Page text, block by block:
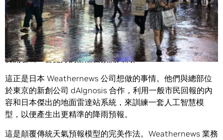
石橋知博喜歡矽谷的天氣。
他在週二的GPU 技術大會上發表演講時，一開場便笑著解釋
說加州溫和的氣候，使得這裡成為一個絕佳的地方，讓人想
要開發出一套更好的辦法去預測天氣。
這正是日本 Weathernews 公司想做的事情。他們與總部位
於東京的新創公司 dAIgnosis 合作，利用一般市民回報的內
容和日本傑出的地面雷達站系統，來訓練一套人工智慧模
型，以便產生出更精準的降雨預報。
這是顛覆傳統天氣預報模型的完美作法。Weathernews 業務